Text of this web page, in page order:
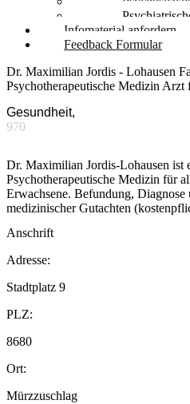
Infomaterial anfordern
Feedback Formular
Dr. Maximilian Jordis - Lohausen
Psychotherapeutische Medizin
Gesundheit,
970
Dr. Maximilian Jordis-Lohausen ist
Psychotherapeutische Medizin für
Erwachsene. Befundung,
medizinischer Gutachten
Anschrift
Adresse:
Stadtplatz 9
PLZ:
8680
Ort:
Mürzzuschlag